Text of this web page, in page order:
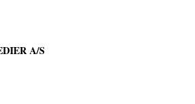
A/S